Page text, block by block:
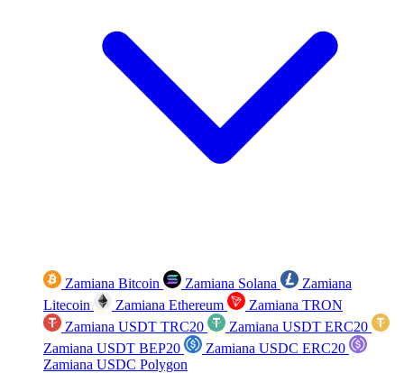
Zamiana Bitcoin Zamiana Solana
Zamiana
Litecoin
Zamiana Ethereum
Zamiana TRON
Zamiana USDT TRC20
Zamiana USDT ERC20
Zamiana USDT BEP20
Zamiana USDC ERC20
Zamiana USDC Polygon